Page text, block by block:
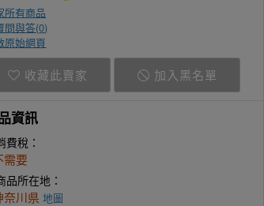
所有商品
問與答(0)
原始網頁
收藏此賣家 加入黑名單
資訊
稅：
需要
所在地：
奈川県 地圖